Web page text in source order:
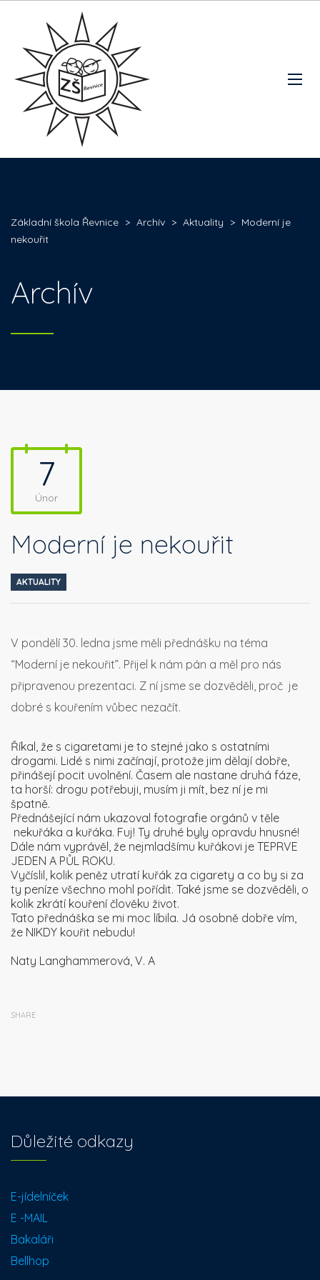
Základní škola Řevnice > Archív > Aktuality > Moderní je
nekouřit
Archív
7
Únor
Moderní je nekouřit
AKTUALITY
V pondělí 30. ledna jsme měli přednášku na téma
“Moderní je nekouřit”. Přijel k nám pán a měl pro nás
připravenou prezentaci. Z ní jsme se dozvěděli, proč je
dobré s kouřením vůbec nezačít.
Říkal, že s cigaretami je to stejné jako s ostatními
drogami. Lidé s nimi začínají, protože jim dělají dobře,
přinášejí pocit uvolnění. Časem ale nastane druhá fáze,
ta horší: drogu potřebuji, musím ji mít, bez ní je mi
špatně.
Přednášející nám ukazoval fotografie orgánů v těle
nekuřáka a kuřáka. Fuj! Ty druhé byly opravdu hnusné!
Dále nám vyprávěl, že nejmladšímu kuřákovi je TEPRVE
JEDEN A PŮL ROKU.
Vyčíslil, kolik peněz utratí kuřák za cigarety a co by si za
ty peníze všechno mohl pořídit. Také jsme se dozvěděli, o
kolik zkrátí kouření člověku život.
Tato přednáška se mi moc líbila. Já osobně dobře vím,
že NIKDY kouřit nebudu!
Naty Langhammerová, V. A
SHARE
Důležité odkazy
E-jídelníček
E -MAIL
Bakaláři
Bellhop